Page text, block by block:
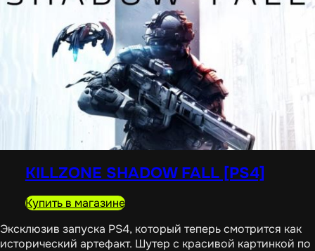
KILLZONE SHADOW FALL [PS4]
Купить в магазине
Эксклюзив запуска PS4, который теперь смотрится как
исторический артефакт. Шутер с красивой картинкой по